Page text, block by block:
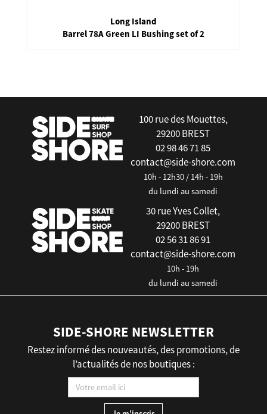
Long Island
Barrel 78A Green LI Bushing set of 2
100 rue des Mouettes,
29200 BREST
02 98 46 71 85
contact@side-shore.com
10h - 12h30 / 14h - 19h
du lundi au samedi
30 rue Yves Collet,
29200 BREST
02 56 31 86 91
contact@side-shore.com
10h - 19h
du lundi au samedi
SIDE-SHORE NEWSLETTER
Restez informé des nouveautés, des promotions, de
l’actualités de nos boutiques :